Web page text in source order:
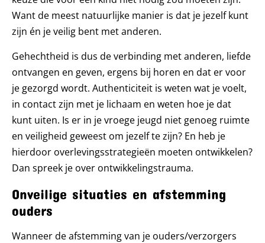
Want de meest natuurlijke manier is dat je jezelf kunt
zijn én je veilig bent met anderen.
Gehechtheid is dus de verbinding met anderen, liefde
ontvangen en geven, ergens bij horen en dat er voor
je gezorgd wordt. Authenticiteit is weten wat je voelt,
in contact zijn met je lichaam en weten hoe je dat
kunt uiten. Is er in je vroege jeugd niet genoeg ruimte
en veiligheid geweest om jezelf te zijn? En heb je
hierdoor overlevingsstrategieën moeten ontwikkelen?
Dan spreek je over ontwikkelingstrauma.
Onveilige situaties en afstemming
ouders
Wanneer de afstemming van je ouders/verzorgers